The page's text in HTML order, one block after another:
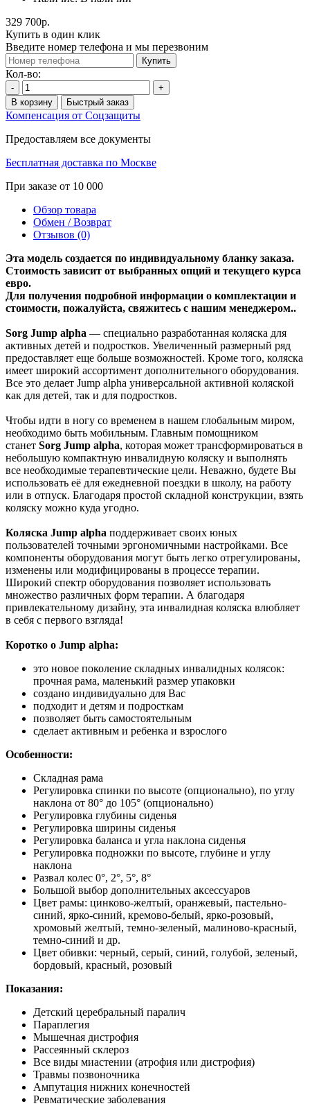
329 700р.
Купить в один клик
Введите номер телефона и мы перезвоним
Купить
Кол-во:
-
+
В корзину
Быстрый заказ
Компенсация от Соцзащиты
Предоставляем все документы
Бесплатная доставка по Москве
При заказе от 10 000
Обзор товара
Обмен / Возврат
Отзывов (0)
Эта модель создается по индивидуальному бланку заказа.
Стоимость зависит от выбранных опций и текущего курса
евро.
Для получения подробной информации о комплектации и
стоимости, пожалуйста, свяжитесь с нашим менеджером..
Sorg Jump alpha — специально разработанная коляска для
активных детей и подростков. Увеличенный размерный ряд
предоставляет еще больше возможностей. Кроме того, коляска
имеет широкий ассортимент дополнительного оборудования.
Все это делает Jump alpha универсальной активной коляской
как для детей, так и для подростков.
Чтобы идти в ногу со временем в нашем глобальным миром,
необходимо быть мобильным. Главным помощником
станет Sorg Jump alpha, которая может трансформироваться в
небольшую компактную инвалидную коляску и выполнять
все необходимые терапевтические цели. Неважно, будете Вы
использовать её для ежедневной поездки в школу, на работу
или в отпуск. Благодаря простой складной конструкции, взять
коляску можно куда угодно.
Коляска Jump alpha поддерживает своих юных
пользователей точными эргономичными настройками. Все
компоненты оборудования могут быть легко отрегулированы,
изменены или модифицированы в процессе терапии.
Широкий спектр оборудования позволяет использовать
множество различных форм терапии. А благодаря
привлекательному дизайну, эта инвалидная коляска влюбляет
в себя с первого взгляда!
Коротко о Jump alpha:
это новое поколение складных инвалидных колясок:
прочная рама, маленький размер упаковки
создано индивидуально для Вас
подходит и детям и подросткам
позволяет быть самостоятельным
сделает активным и ребенка и взрослого
Особенности:
Складная рама
Регулировка спинки по высоте (опционально), по углу
наклона от 80° до 105° (опционально)
Регулировка глубины сиденья
Регулировка ширины сиденья
Регулировка баланса и угла наклона сиденья
Регулировка подножки по высоте, глубине и углу
наклона
Развал колес 0°, 2°, 5°, 8°
Большой выбор дополнительных аксессуаров
Цвет рамы: цинково-желтый, оранжевый, пастельно-
синий, ярко-синий, кремово-белый, ярко-розовый,
хромовый желтый, темно-зеленый, малиново-красный,
темно-синий и др.
Цвет обивки: черный, серый, синий, голубой, зеленый,
бордовый, красный, розовый
Показания:
Детский церебральный паралич
Параплегия
Мышечная дистрофия
Рассеянный склероз
Все виды миастении (атрофия или дистрофия)
Травмы позвоночника
Ампутация нижних конечностей
Ревматические заболевания